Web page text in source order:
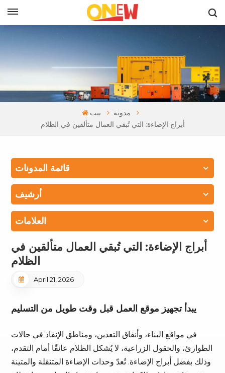
بيت
مدونة
أبراج الإضاءة: التي تُبقي العمال متألقين في الظلام
قائمة المدونات
أرشيف
العلامات
أبراج الإضاءة: التي تُبقي العمال متألقين في
الظلام
April 21, 2026
يبدأ تجهيز موقع العمل قبل وقت طويل من التسليم
في مواقع البناء، وأنفاق التعدين، ومناطق الإنقاذ في حالات
الطوارئ، والحقول الزراعية، لا يُشكل الظلام عائقًا أمام التقدم،
وذلك بفضل أبراج الإضاءة. تُعدّ وحدات الإضاءة المتنقلة والمتينة